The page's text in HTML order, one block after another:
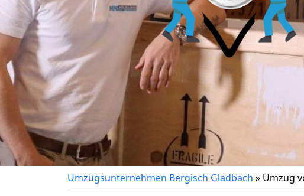
Umzugsunternehmen Bergisch Gladbach » Umzug